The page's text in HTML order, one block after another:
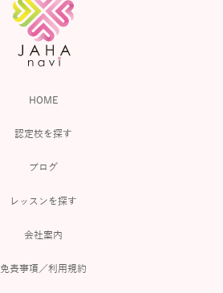
HOME
認定校を探す
ブログ
レッスンを探す
会社案内
免責事項／利用規約